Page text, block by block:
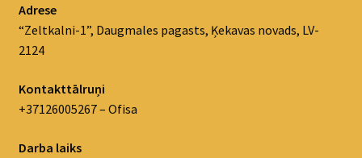
Adrese
“Zeltkalni-1”, Daugmales pagasts, Ķekavas novads, LV-
2124
Kontakttālruņi
+37126005267 – Ofisa
Darba laiks